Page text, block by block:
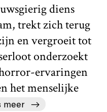
diens
trekt zich terug
en vergroeit tot
onderzoekt
ervaringen
het menselijke
meer